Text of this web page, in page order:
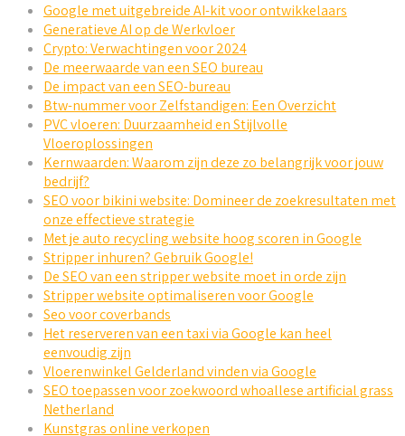
Google met uitgebreide AI-kit voor ontwikkelaars
Generatieve AI op de Werkvloer
Crypto: Verwachtingen voor 2024
De meerwaarde van een SEO bureau
De impact van een SEO-bureau
Btw-nummer voor Zelfstandigen: Een Overzicht
PVC vloeren: Duurzaamheid en Stijlvolle
Vloeroplossingen
Kernwaarden: Waarom zijn deze zo belangrijk voor jouw
bedrijf?
SEO voor bikini website: Domineer de zoekresultaten met
onze effectieve strategie
Met je auto recycling website hoog scoren in Google
Stripper inhuren? Gebruik Google!
De SEO van een stripper website moet in orde zijn
Stripper website optimaliseren voor Google
Seo voor coverbands
Het reserveren van een taxi via Google kan heel
eenvoudig zijn
Vloerenwinkel Gelderland vinden via Google
SEO toepassen voor zoekwoord whoallese artificial grass
Netherland
Kunstgras online verkopen